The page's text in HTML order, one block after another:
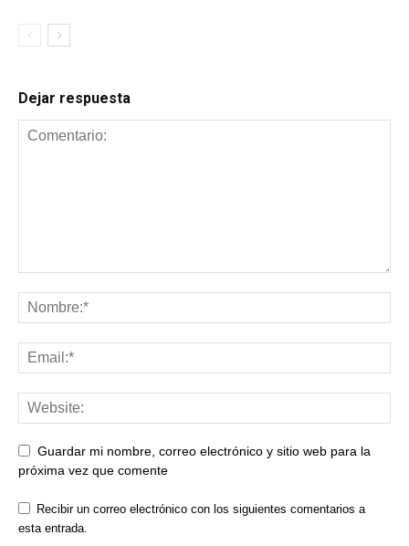
Dejar respuesta
Guardar mi nombre, correo electrónico y sitio web para la
próxima vez que comente
Recibir un correo electrónico con los siguientes comentarios a
esta entrada.